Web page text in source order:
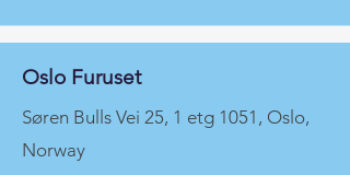
Oslo Furuset
Søren Bulls Vei 25, 1 etg 1051, Oslo,
Norway